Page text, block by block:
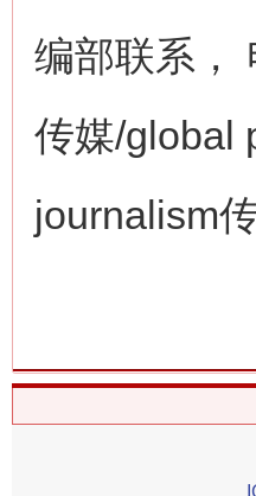
编部联系，
传媒/global
journalism